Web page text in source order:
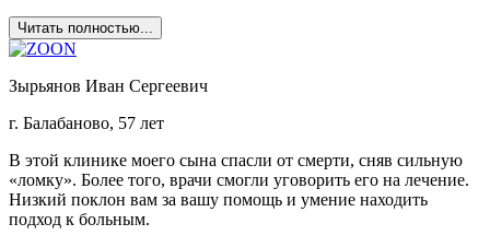
Читать полностью...
Зырьянов Иван Сергеевич
г. Балабаново, 57 лет
В этой клинике моего сына спасли от смерти, сняв сильную
«ломку». Более того, врачи смогли уговорить его на лечение.
Низкий поклон вам за вашу помощь и умение находить
подход к больным.